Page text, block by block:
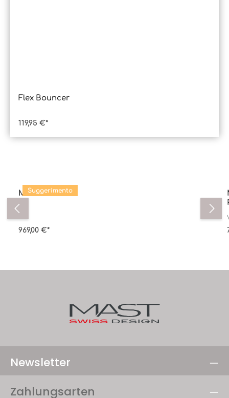
Flex Bouncer
119,95 €*
Suggerimento
M.5x
969,00 €*
Newsletter
Zahlungsarten